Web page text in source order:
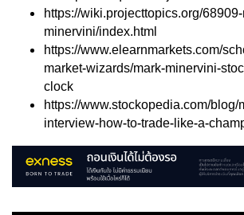
https://wiki.projecttopics.org/
minervini/index.html
https://www.elearnmarkets.com/
market-wizards/mark-minervini-
clock
https://www.stockopedia.com/
interview-how-to-trade-like-a-